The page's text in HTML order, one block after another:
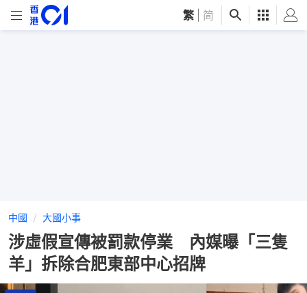
繁 简
中國 大國小事
涉虛假宣傳被罰款停業 內媒曝「三隻
羊」拆除合肥東部中心招牌